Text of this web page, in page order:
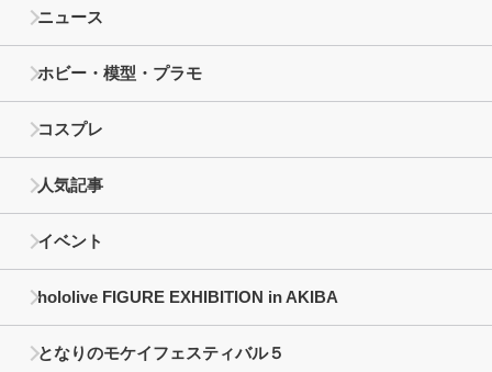
ニュース
ホビー・模型・プラモ
コスプレ
人気記事
イベント
hololive FIGURE EXHIBITION in AKIBA
となりのモケイフェスティバル５